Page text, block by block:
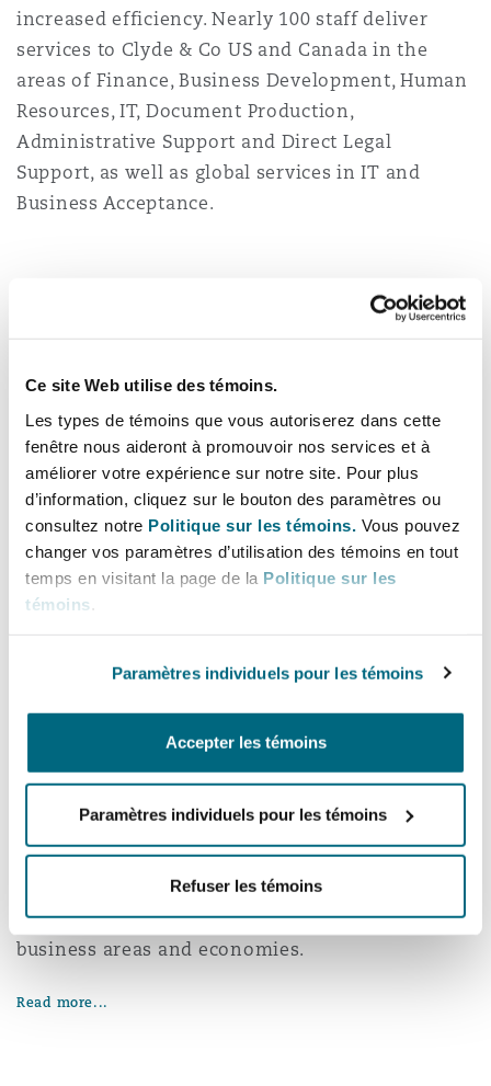
Ce site Web utilise des témoins.
Les types de témoins que vous autoriserez dans cette
fenêtre nous aideront à promouvoir nos services et à
améliorer votre expérience sur notre site. Pour plus
d’information, cliquez sur le bouton des paramètres ou
consultez notre Politique sur les témoins. Vous pouvez
changer vos paramètres d’utilisation des témoins en tout
temps en visitant la page de la Politique sur les
témoins
Paramètres individuels pour les témoins
Accepter les témoins
Paramètres individuels pour les témoins
Refuser les témoins
Entretien, réparation et
Droit aérien commercial
Satellites et espace
Couverture d’assurance
Droit maritime
produits
Assurance biens
Réassurance
Jersey
County
Francisco
(D. C.)
The St Botolph Building
2 New Bailey
increased efficiency. Nearly 100 staff deliver
services to Clyde & Co US and Canada in the
areas of Finance, Business Development, Human
Resources, IT, Document Production,
Administrative Support and Direct Legal
Support, as well as global services in IT and
Business Acceptance.
149
Other staff
162
Total staff
The Kansas City office’s lawyers advise and
contractual, bad faith, mass tort, asbestos
exposure, and product liability litigation, as well
as other civil matters.
law firms in the US. With 17 offices across the
country, we are well-placed to help clients
succeed in a volatile world in which managing
risk requires experience across a range of
business areas and economies.
Read more...